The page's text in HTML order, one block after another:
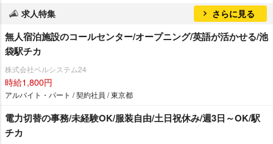
求人特集 さらに見る
無人宿泊施設のコールセンター/オープニング/英語が活かせる/池
袋駅チカ
株式会社ベルシステム24
時給1,800円
アルバイト・パート / 契約社員 / 東京都
電力切替の事務/未経験OK/服装自由/土日祝休み/週3日～OK/駅
チカ